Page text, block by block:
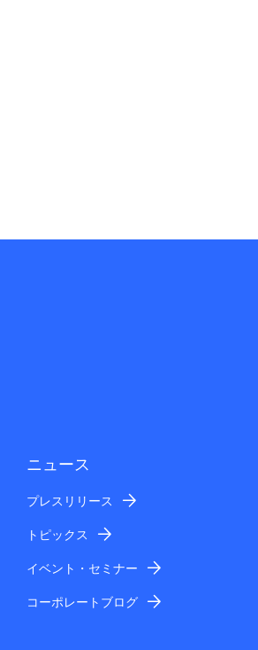
ニュース
プレスリリース
トピックス
イベント・セミナー
コーポレートブログ